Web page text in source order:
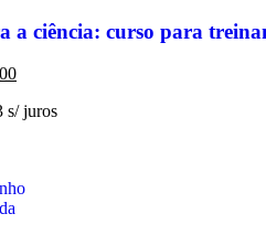
a ciência: curso para
s/ juros